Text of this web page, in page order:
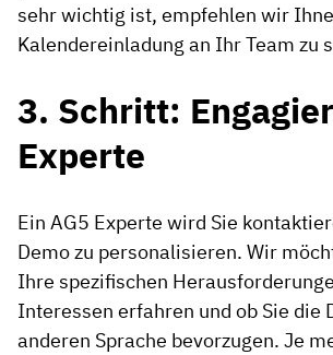
sehr wichtig ist, empfehlen wir
Kalendereinladung an Ihr Team zu
3. Schritt:
Experte
Ein AG5 Experte wird Sie
Demo zu personalisieren. Wir
Ihre spezifischen
Interessen erfahren und ob Sie die
anderen Sprache bevorzugen. Je